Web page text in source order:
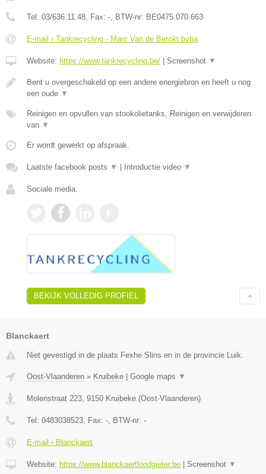
Tel: 03/636.11.48 , Fax: - , BTW-nr: BE0475.070.663
E-mail › Tankrecycling - Marc Van de Berckt bvba
Website: https://www.tankrecycling.be/ | Screenshot ▼
Bent u overgeschakeld op een andere energiebron en heeft u nog
een oude ▼
Reinigen en opvullen van stookolietanks, Reinigen en verwijderen
van ▼
Er wordt gewerkt op afspraak.
Laatste facebook posts ▼ | Introductie video ▼
Sociale media:
BEKIJK VOLLEDIG PROFIEL
Blanckaert
Niet gevestigd in de plaats Fexhe Slins en in de provincie Luik.
Oost-Vlaanderen » Kruibeke Google maps ▼
Molenstraat 223 9150 Kruibeke (Oost-Vlaanderen)
Tel: 0483038523 , Fax: - , BTW-nr: -
E-mail › Blanckaert
Website: https://www.blanckaertloodgieter.be Screenshot ▼